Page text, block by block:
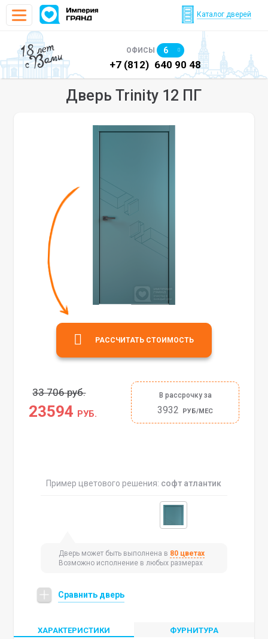
Каталог дверей
18 лет
с Вами ОФИСЫ 6
640 90 48 +7 (812) 640 90 48
Дверь Trinity 12 ПГ
33 706 руб.
23594 РУБ.
В рассрочку за
3932 РУБ/МЕС
РАССЧИТАТЬ СТОИМОСТЬ
Пример цветового решения: софт атлантик
Дверь может быть выполнена в 80 цветах
Возможно исполнение в любых размерах
Сравнить дверь
ХАРАКТЕРИСТИКИ ФУРНИТУРА